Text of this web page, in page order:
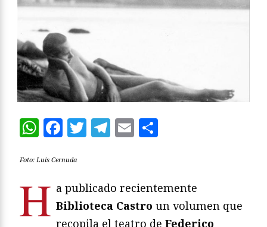
WhatsApp
Facebook
Twitter
Telegram
Email
Foto: Luis Cernuda
H a publicado recientemente
Biblioteca Castro un volumen que
recopila el teatro de Federico